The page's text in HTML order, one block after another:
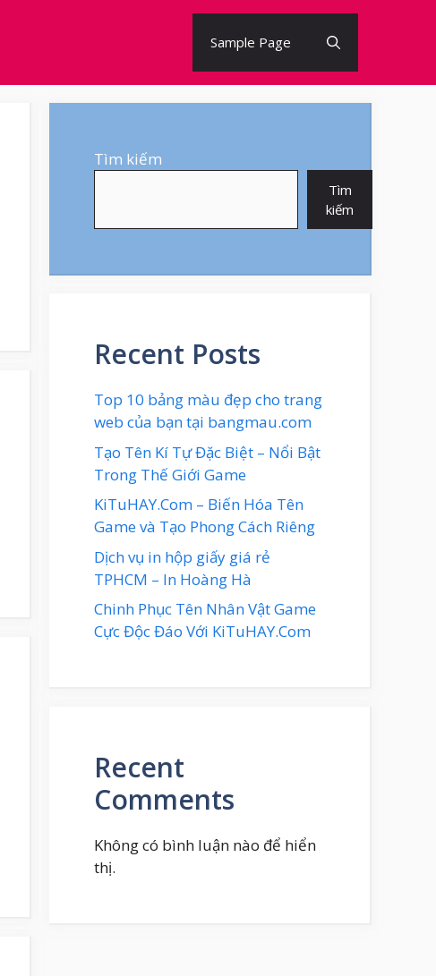
Sample Page
Tìm kiếm
Tìm
kiếm
Recent Posts
Top 10 bảng màu đẹp cho trang
web của bạn tại bangmau.com
Tạo Tên Kí Tự Đặc Biệt – Nổi Bật
Trong Thế Giới Game
KiTuHAY.Com – Biến Hóa Tên
Game và Tạo Phong Cách Riêng
Dịch vụ in hộp giấy giá rẻ
TPHCM – In Hoàng Hà
Chinh Phục Tên Nhân Vật Game
Cực Độc Đáo Với KiTuHAY.Com
Recent
Comments
Không có bình luận nào để hiển
thị.